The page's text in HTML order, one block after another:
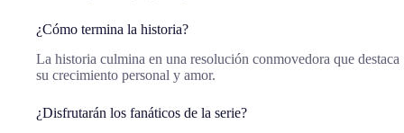
¿Cómo termina la historia?
La historia culmina en una resolución conmovedora que destaca
su crecimiento personal y amor.
¿Disfrutarán los fanáticos de la serie?